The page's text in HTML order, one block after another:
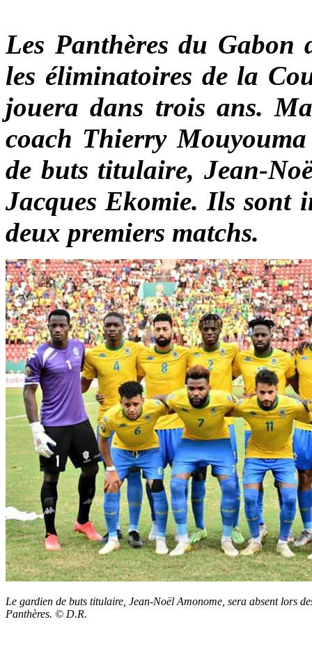
Les Panthères du Gabon
les éliminatoires de la
jouera dans trois ans.
coach Thierry
de buts titulaire, Jean-
Jacques Ekomie. Ils sont
deux premiers matchs.
Le gardien de buts titulaire, Jean-Noël Amonome, sera absent lors
Panthères. © D.R.